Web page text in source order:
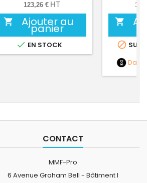
123,26 € HT
 Ajouter au
panier
 EN STOCK

 SUR
Date
CONTACT
MMF-Pro
6 Avenue Graham Bell - Bâtiment I